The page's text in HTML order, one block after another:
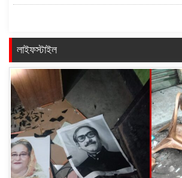
লাইফস্টাইল